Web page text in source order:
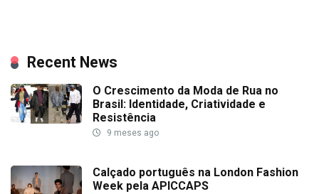
Recent News
O Crescimento da Moda de Rua no
Brasil: Identidade, Criatividade e
Resistência
9 meses ago
Calçado português na London Fashion
Week pela APICCAPS